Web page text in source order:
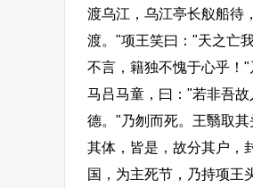
渡乌江，乌江亭长舣船待
渡。"项王笑曰："天之亡
不言，籍独不愧于心乎！
马吕马童，曰："若非吾
德。"乃刎而死。王翳取
其体，皆是，故分其户，
国，为主死节，乃持项王